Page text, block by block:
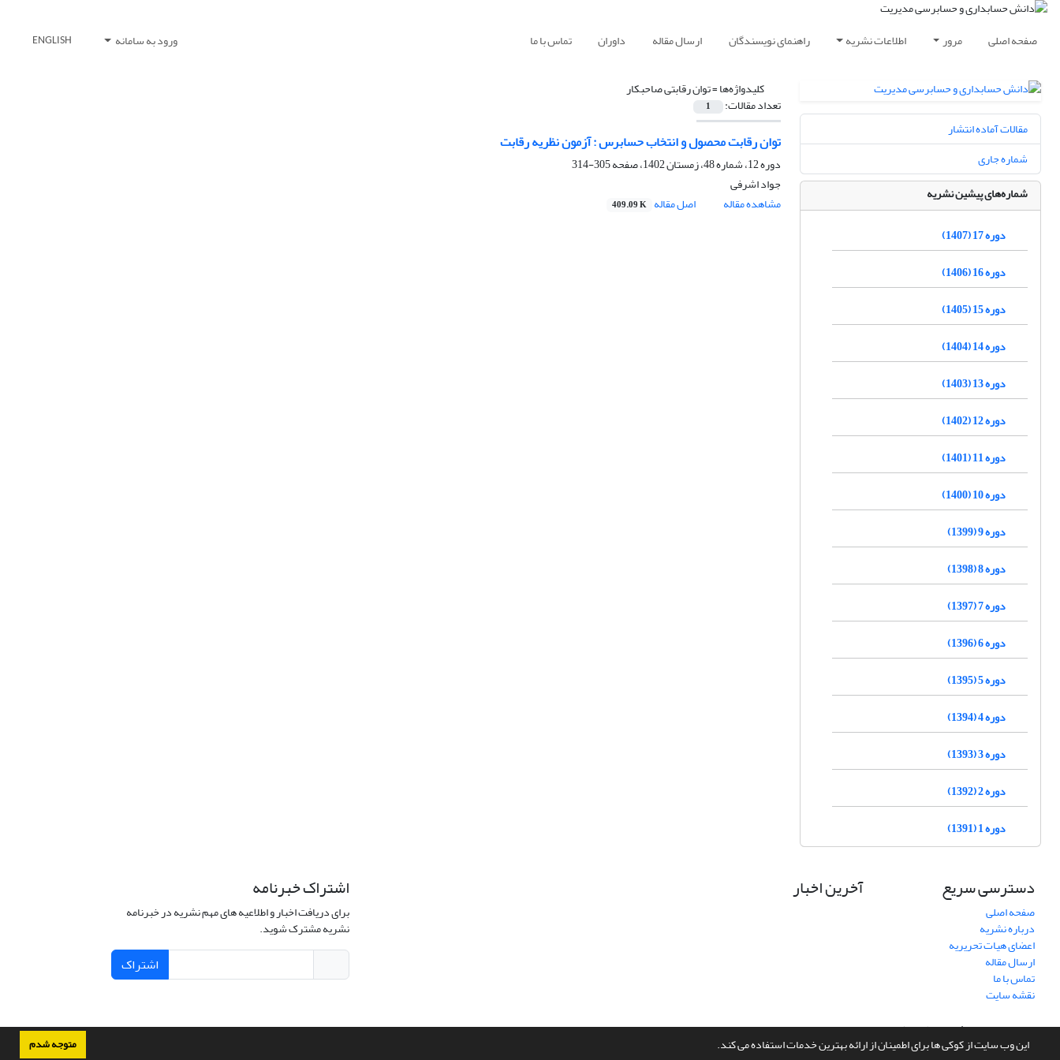
این وب سایت از کوکی ها برای اطمینان از ارائه بهترین خدمات استفاده می کند. متوجه شدم
صفحه اصلی مرور اطلاعات نشریه راهنمای نویسندگان ارسال مقاله داوران تماس با ما ورود به سامانه ENGLISH
کلیدواژه‌ها =توان رقابتی صاحبکار
تعداد مقالات: 1
توان رقابت محصول و انتخاب حسابرس : آزمون نظریه رقابت
دوره 12، شماره 48، زمستان 1402، صفحه
305-314
جواد اشرفی
مشاهده مقاله
اصل مقاله 409.09 K
مقالات آماده انتشار
شماره جاری
شماره‌های پیشین نشریه
دوره 17 (1407)
دوره 16 (1406)
دوره 15 (1405)
دوره 14 (1404)
دوره 13 (1403)
دوره 12 (1402)
دوره 11 (1401)
دوره 10 (1400)
دوره 9 (1399)
دوره 8 (1398)
دوره 7 (1397)
دوره 6 (1396)
دوره 5 (1395)
دوره 4 (1394)
دوره 3 (1393)
دوره 2 (1392)
دوره 1 (1391)
دسترسی سریع
صفحه اصلی
درباره نشریه
اعضای هیات تحریریه
ارسال مقاله
تماس با ما
نقشه سایت
آخرین اخبار اشتراک خبرنامه
برای دریافت اخبار و اطلاعیه های مهم نشریه در خبرنامه
نشریه مشترک شوید.
اشتراک
سامانه مدیریت نشریات علمی.طراحی و پیاده سازی ازسیناوب